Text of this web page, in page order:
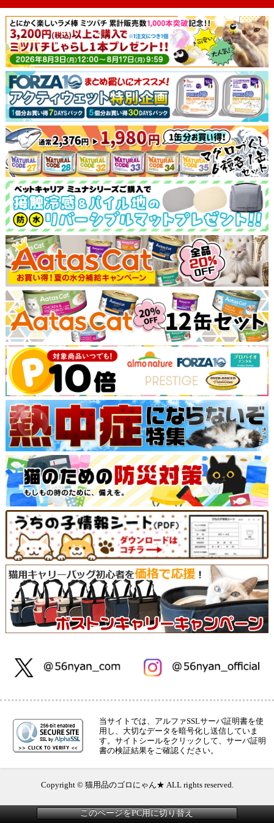
当サイトでは、アルファSSLサーバ証明書を使
用し、大切なデータを暗号化し送信していま
す。サイトシールをクリックして、サーバ証明
書の検証結果をご確認ください。
Copyright © 猫用品のゴロにゃん★ ALL rights reserved.
このページをPC用に切り替え